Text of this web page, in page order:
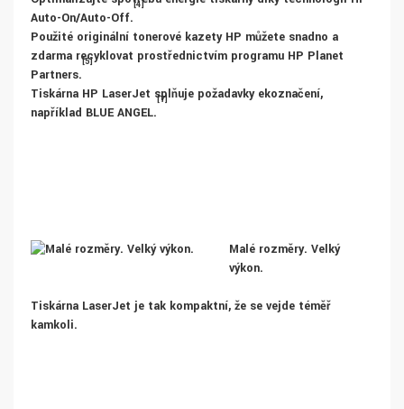
Auto-On/Auto-Off.
[4]
Použité originální tonerové kazety HP můžete snadno a
zdarma recyklovat prostřednictvím programu HP Planet
Partners.
[5]
Tiskárna HP LaserJet splňuje požadavky ekoznačení,
například BLUE ANGEL.
[7]
Malé rozměry. Velký
výkon.
Tiskárna LaserJet je tak kompaktní, že se vejde téměř
kamkoli.